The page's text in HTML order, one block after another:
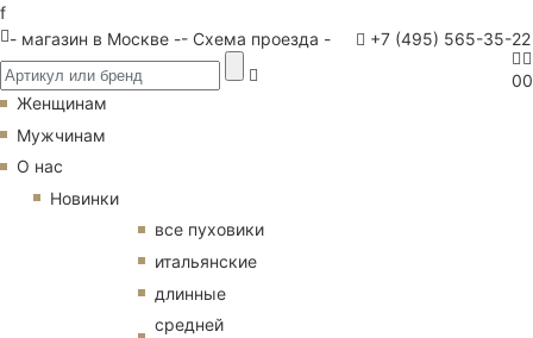
f
- магазин в Москве -- Схема проезда - +7 (495) 565-35-22
00
Женщинам
Мужчинам
О нас
Новинки
все пуховики
итальянские
длинные
средней